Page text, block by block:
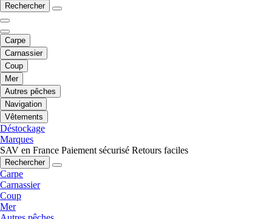
Rechercher
Carpe
Carnassier
Coup
Mer
Autres pêches
Navigation
Vêtements
Déstockage
Marques
SAV en France Paiement sécurisé Retours faciles
Rechercher
Carpe
Carnassier
Coup
Mer